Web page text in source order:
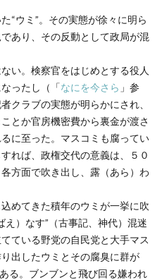
“ウミ”。その実態が徐々に明ら
あり、その反動として政局が混
い。検察官をはじめとする役人
ったし（「なにを今さら 」参
クラブの実態が明らかにされ、
とか官房機密費から裏金が渡さ
に至った。マスコミも腐ってい
れば、政権交代の意義は、５０
方面で吹き出し、露（あら）わ
めてきた積年のウミが一挙に吹
え）なす”（古事記、神代）混迷
ている野党の自民党と大手マス
出したウミとその腐臭に群が
る。ブンブンと飛び回る嫌われ